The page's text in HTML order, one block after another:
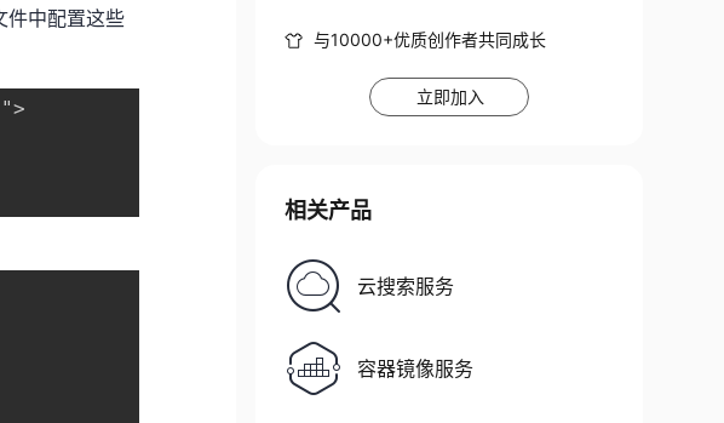
件中配置这些
">
与10000+优质创作者共同成长
立即加入
相关产品
云搜索服务
容器镜像服务